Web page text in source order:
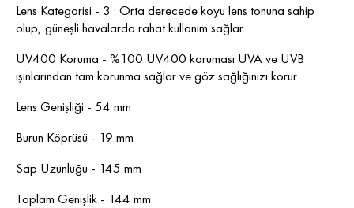
Lens Kategorisi - 3 : Orta derecede koyu lens tonuna sahip
olup, güneşli havalarda rahat kullanım sağlar.
UV400 Koruma - %100 UV400 koruması UVA ve UVB
ışınlarından tam korunma sağlar ve göz sağlığınızı korur.
Lens Genişliği - 54 mm
Burun Köprüsü - 19 mm
Sap Uzunluğu - 145 mm
Toplam Genişlik - 144 mm